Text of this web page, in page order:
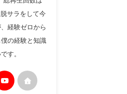
サラをして今
経験ゼロから
の経験と知識
す。